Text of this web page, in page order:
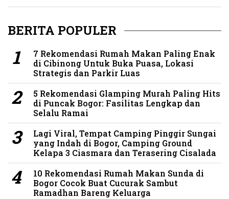
BERITA POPULER
7 Rekomendasi Rumah Makan Paling Enak
di Cibinong Untuk Buka Puasa, Lokasi
Strategis dan Parkir Luas
5 Rekomendasi Glamping Murah Paling Hits
di Puncak Bogor: Fasilitas Lengkap dan
Selalu Ramai
Lagi Viral, Tempat Camping Pinggir Sungai
yang Indah di Bogor, Camping Ground
Kelapa 3 Ciasmara dan Terasering Cisalada
10 Rekomendasi Rumah Makan Sunda di
Bogor Cocok Buat Cucurak Sambut
Ramadhan Bareng Keluarga